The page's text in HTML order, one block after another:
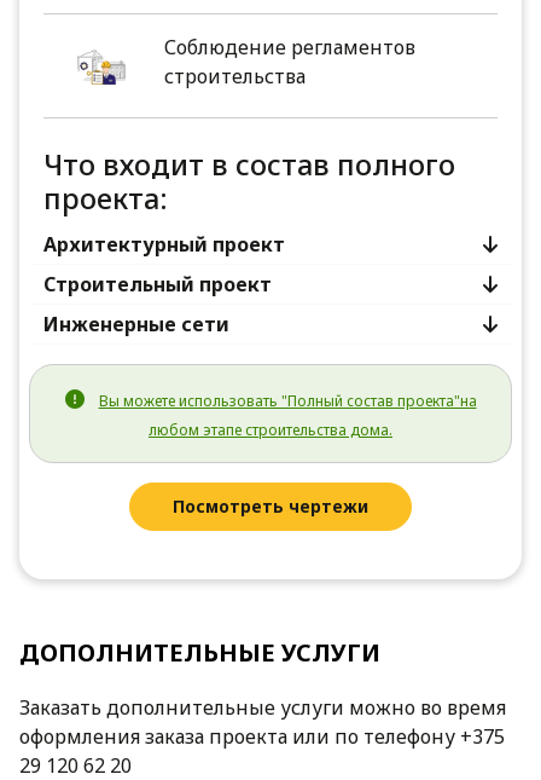
Соблюдение регламентов
строительства
Что входит в состав полного
проекта:
Архитектурный проект
Строительный проект
Инженерные сети
Вы можете использовать "Полный состав проекта"на
любом этапе строительства дома.
Посмотреть чертежи
ДОПОЛНИТЕЛЬНЫЕ УСЛУГИ
Заказать дополнительные услуги можно во время
оформления заказа проекта или по телефону +375
29 120 62 20